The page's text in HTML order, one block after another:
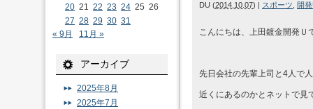
DU (2014.10.07) | スポーツ 開
こんにちは、上田鍍金開発Ｕ
先日会社の先輩上司と4人で
近くにあるのかとネットで見
20 21 22 23 24 25 26
27 28 29 30 31
« 9月
11月 »
アーカイブ
2025年8月
2025年7月